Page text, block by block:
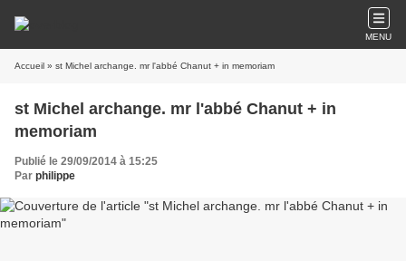
MENU
Accueil » st Michel archange. mr l'abbé Chanut + in memoriam
st Michel archange. mr l'abbé Chanut + in
memoriam
Publié le 29/09/2014 à 15:25
Par philippe